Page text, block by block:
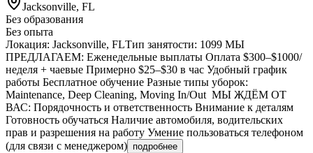
Jacksonville, FL
Без образования
Без опыта
Локация: Jacksonville, FLТип занятости: 1099 МЫ
ПРЕДЛАГАЕМ: ⁠Еженедельные выплаты ⁠Оплата $300–$1000/
неделя + чаевые ⁠Примерно $25–$30 в час ⁠Удобный график
работы ⁠Бесплатное обучение Разные типы уборок:
Maintenance, Deep Cleaning, Moving In/Out МЫ ЖДЁМ ОТ
ВАС: ⁠Порядочность и ответственность ⁠Внимание к деталям
⁠Готовность обучаться ⁠Наличие автомобиля, водительских
прав и разрешения на работу Умение пользоваться телефоном
(для связи с менеджером) подробнее